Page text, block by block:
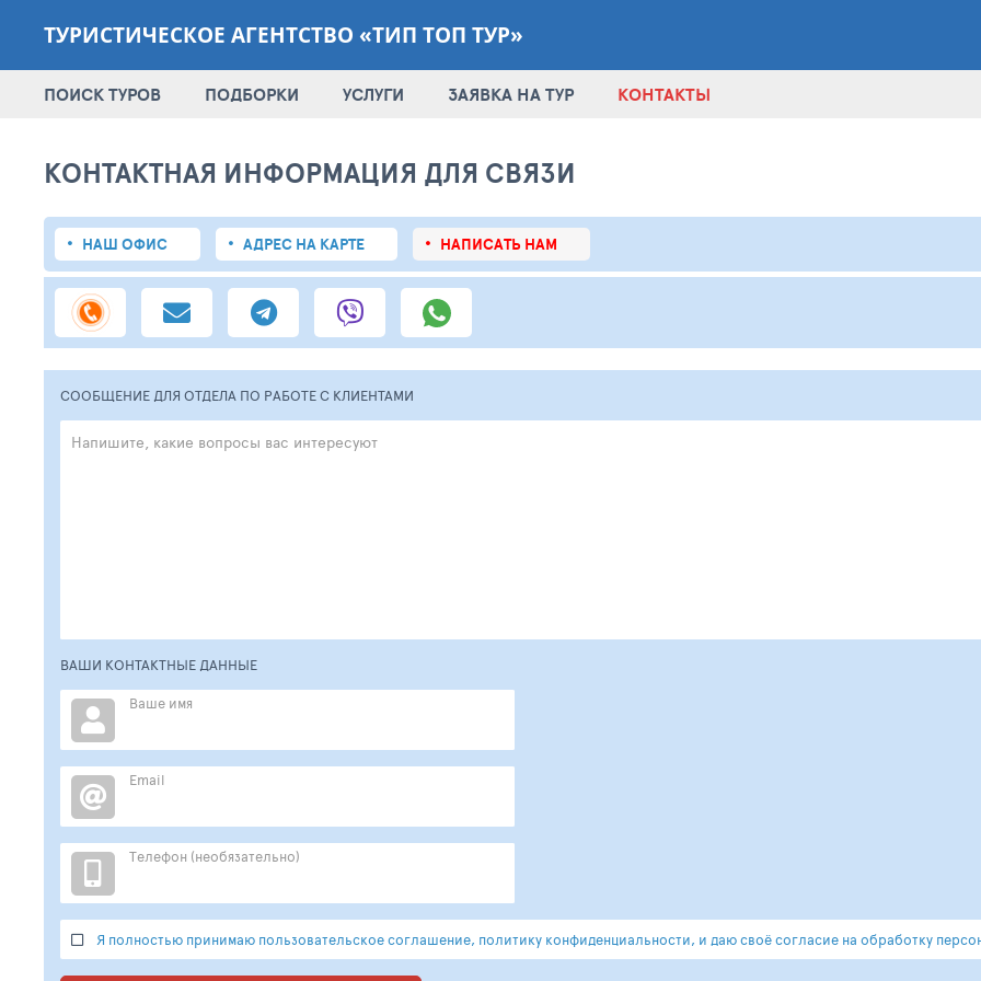
ТУРИСТИЧЕСКОЕ АГЕНТСТВО «ТИП ТОП ТУР»
ПОИСК ТУРОВ ПОДБОРКИ УСЛУГИ ЗАЯВКА НА ТУР КОНТАКТЫ
КОНТАКТНАЯ ИНФОРМАЦИЯ ДЛЯ СВЯЗИ
НАШ ОФИС АДРЕС НА КАРТЕ НАПИСАТЬ НАМ
СООБЩЕНИЕ ДЛЯ ОТДЕЛА ПО РАБОТЕ С КЛИЕНТАМИ
ВАШИ КОНТАКТНЫЕ ДАННЫЕ
Ваше имя
Email
Телефон (необязательно)
Я полностью принимаю пользовательское соглашение, политику конфиденциальности, и даю своё согласие на обработку